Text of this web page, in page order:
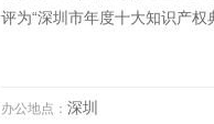
评为“深圳市年度十大知识产权
办公地点： 深圳